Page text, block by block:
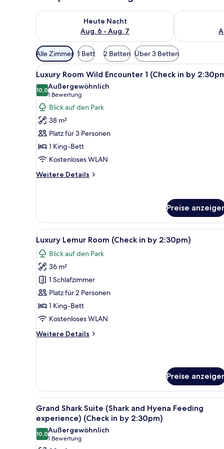
Heute Nacht
Aug. 6 - Aug. 7
Überprüfe die Verfügbarkeit für heute Nacht, Aug. 6
Überprüfe
Verfügbare
Filter
für
Zimmer
Alle Zimmer 1 Bett 2 Betten Über 3 Betten
Alle
Fotos
für
Luxury
Room
Wild
Encounter
1
(Check
in
Ein Schlafzimmer mit
5
Luxury Room Wild Encounter 1 (Check in by
10,010,0 von 10
Außergewöhnlich
1 Bewertung
(1
Bewertung)
Blick auf den Park
38 m²
Platz für 3 Personen
1 King-Bett
Kostenloses WLAN
Weitere Details
Weitere
Wild
Encounter
1
(Check
in
by
2:30pm)
Preise
Alle
Fotos
für
Luxury
Lemur
Room
(Check
in
2:30pm)
Ein Schlafzimmer mit einem
7
Luxury Lemur Room (Check in by 2:30pm)
Blick auf den Park
36 m²
1 Schlafzimmer
Platz für 2 Personen
1 King-Bett
Kostenloses WLAN
Weitere Details
Weitere
(Check
in
by
2:30pm)
Preise
Alle
Fotos
für
Grand
Ein klarer Blick auf ein
6
Grand Shark Suite (Shark and Hyena Feeding
experience) (Check in by 2:30pm)
10,010,0 von 10
Außergewöhnlich
1 Bewertung
(1